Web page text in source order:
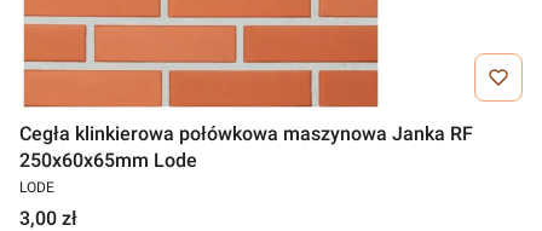
Cegła klinkierowa połówkowa maszynowa Janka RF
250x60x65mm Lode
LODE
3,00 zł